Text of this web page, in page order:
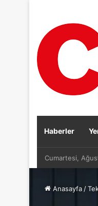
Haberler
Cumartesi,
Anasayfa /